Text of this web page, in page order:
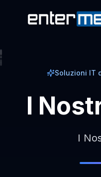
Soluzioni IT
I
I